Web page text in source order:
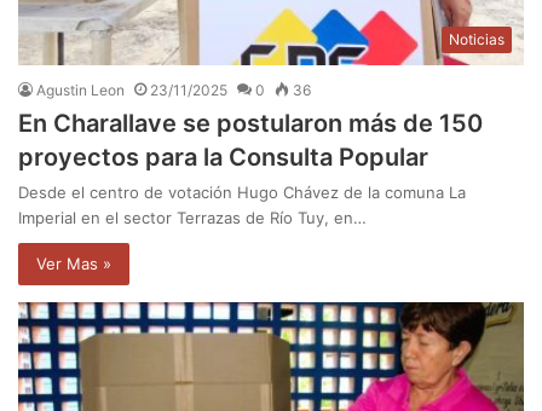
Noticias
Agustin Leon 23/11/2025 0 36
En Charallave se postularon más de 150
proyectos para la Consulta Popular
Desde el centro de votación Hugo Chávez de la comuna La
Imperial en el sector Terrazas de Río Tuy, en…
Ver Mas »